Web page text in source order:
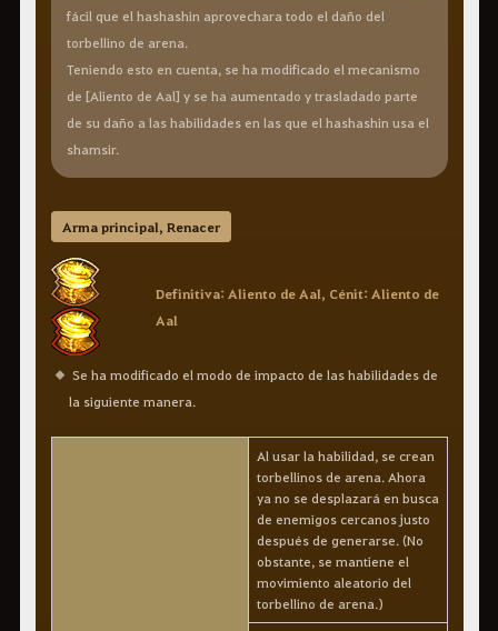
fácil que el hashashin aprovechara todo el daño del
torbellino de arena.
Teniendo esto en cuenta, se ha modificado el mecanismo
de [Aliento de Aal] y se ha aumentado y trasladado parte
de su daño a las habilidades en las que el hashashin usa el
shamsir.
Arma principal, Renacer
Definitiva: Aliento de Aal, Cénit: Aliento de
Aal
Se ha modificado el modo de impacto de las habilidades de
la siguiente manera.
Al usar la habilidad, se crean
torbellinos de arena. Ahora
ya no se desplazará en busca
de enemigos cercanos justo
después de generarse. (No
obstante, se mantiene el
movimiento aleatorio del
torbellino de arena.)